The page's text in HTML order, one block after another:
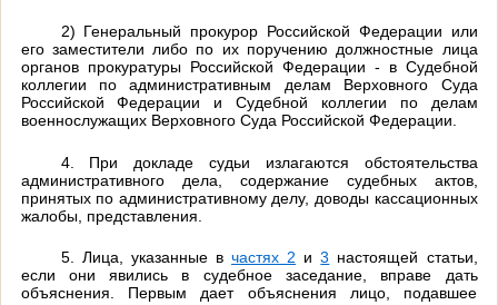
2) Генеральный прокурор Российской Федерации или
его заместители либо по их поручению должностные лица
органов прокуратуры Российской Федерации - в Судебной
коллегии по административным делам Верховного Суда
Российской Федерации и Судебной коллегии по делам
военнослужащих Верховного Суда Российской Федерации.
4. При докладе судьи излагаются обстоятельства
административного дела, содержание судебных актов,
принятых по административному делу, доводы кассационных
жалобы, представления.
5. Лица, указанные в частях 2 и3 настоящей статьи,
если они явились в судебное заседание, вправе дать
объяснения. Первым дает объяснения лицо, подавшее